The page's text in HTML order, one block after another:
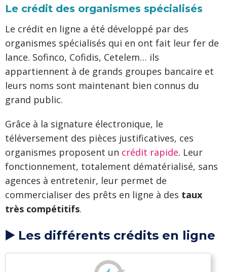
Le crédit des organismes spécialisés
Le crédit en ligne a été développé par des
organismes spécialisés qui en ont fait leur fer de
lance. Sofinco, Cofidis, Cetelem… ils
appartiennent à de grands groupes bancaire et
leurs noms sont maintenant bien connus du
grand public.
Grâce à la signature électronique, le
téléversement des pièces justificatives, ces
organismes proposent un crédit rapide. Leur
fonctionnement, totalement dématérialisé, sans
agences à entretenir, leur permet de
commercialiser des prêts en ligne à des taux
très compétitifs.
▶️ Les différents crédits en ligne